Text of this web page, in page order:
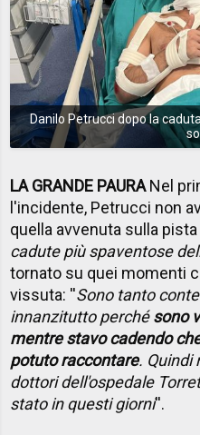
Danilo Petrucci dopo la
LA GRANDE PAURANel
l'incidente, Petrucci non
quella avvenuta sulla
cadute più spaventose
tornato su quei momenti
vissuta: ''Sono tanto
innanzitutto perchésono
mentre stavo cadendo
potuto raccontare. Quindi
dottori dell'ospedale
stato in questi giorni''.